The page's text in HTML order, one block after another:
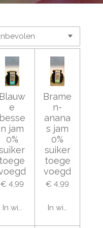
Blauw
e
besse
n jam
0%
toege
€ 4,99
In winkelwagen
Brame
n-
anana
s jam
0%
suiker
toege
voegd
€ 4,99
In